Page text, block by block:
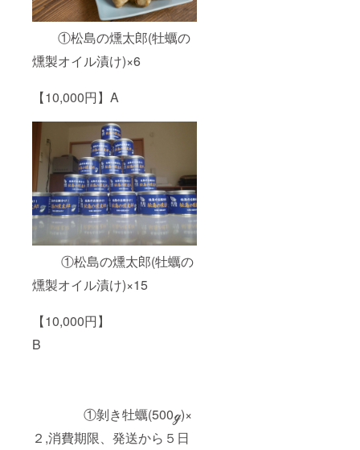
①松島の燻太郎(牡蠣の
燻製オイル漬け)×6
【10,000円】A
①松島の燻太郎(牡蠣の
燻製オイル漬け)×15
【10,000円】
B
①剝き牡蠣(500ℊ)×
２,消費期限、発送から５日